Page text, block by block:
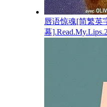
唇语惊魂[简繁英
幕